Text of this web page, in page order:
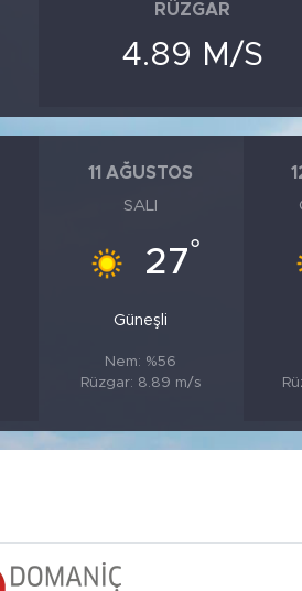
RÜZGAR
4.89 M/S
11 AĞUSTOS
SALI
27°
Güneşli
Nem: %56
Rüzgar: 8.89 m/s